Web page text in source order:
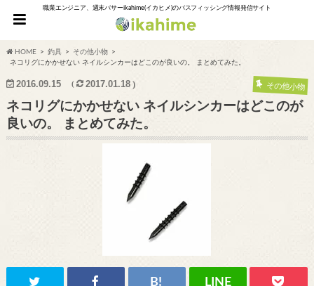
職業エンジニア、週末バサーikahime(イカヒメ)のバスフィッシング情報発信サイト
HOME 釣具
その他小物
ネコリグにかかせない ネイルシンカーはどこのが良いの。 まとめてみた。
2016.09.15 2017.01.18 その他小物
ネコリグにかかせない ネイルシンカーはどこのが
良いの。 まとめてみた。